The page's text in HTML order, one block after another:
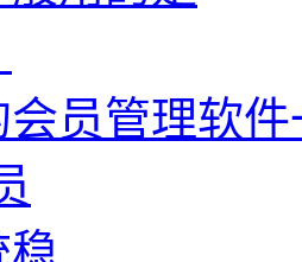
会员管理软